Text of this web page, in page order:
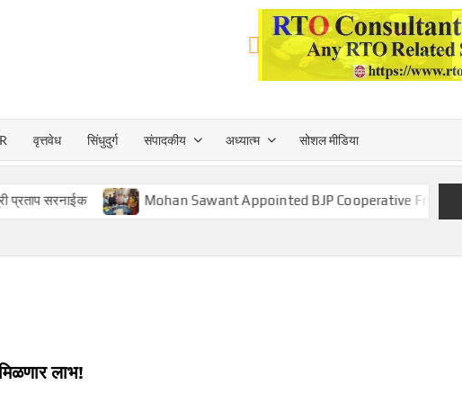
वृत्तवेध सिंधुदुर्ग संपादकीय अध्यात्म सोशल मीडिया
Mohan Sawant Appointed BJP Cooperative Front Vice
लाभ!